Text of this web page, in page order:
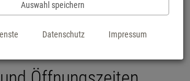
Auswahl speichern
Datenschutz Impressum
mehr Infos